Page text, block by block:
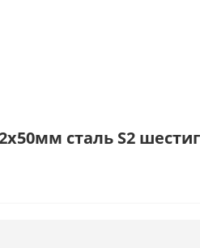
сталь S2